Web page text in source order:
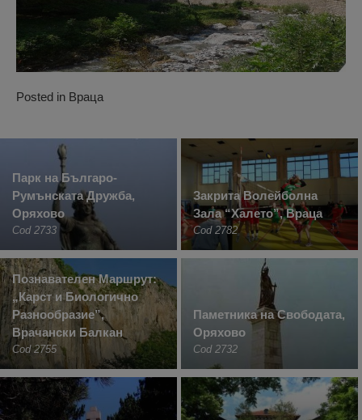
Posted in Враца
Парк на Българо-
Румънската Дружба,
Оряхово
Cod 2733
Закрита Волейболна
Зала “Халето”, Враца
Cod 2782
Познавателен Маршрут:
„Карст и Биологично
Разнообразие”,
Врачански Балкан
Cod 2755
Паметника на Свободата,
Оряхово
Cod 2732